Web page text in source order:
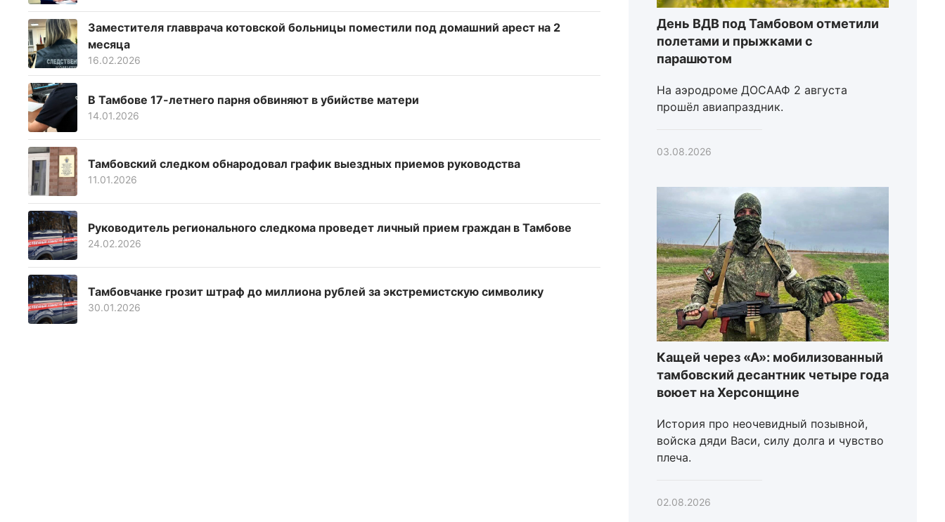
Заместителя главврача котовской больницы поместили под домашний арест на 2
месяца
16.02.2026
В Тамбове 17-летнего парня обвиняют в убийстве матери
14.01.2026
Тамбовский следком обнародовал график выездных приемов руководства
11.01.2026
Руководитель регионального следкома проведет личный прием граждан в Тамбове
24.02.2026
Тамбовчанке грозит штраф до миллиона рублей за экстремистскую символику
30.01.2026
День ВДВ под Тамбовом отметили
полетами и прыжками с
парашютом
На аэродроме ДОСААФ 2 августа
прошёл авиапраздник.
03.08.2026
Кащей через «А»: мобилизованный
тамбовский десантник четыре года
воюет на Херсонщине
История про неочевидный позывной,
войска дяди Васи, силу долга и чувство
плеча.
02.08.2026